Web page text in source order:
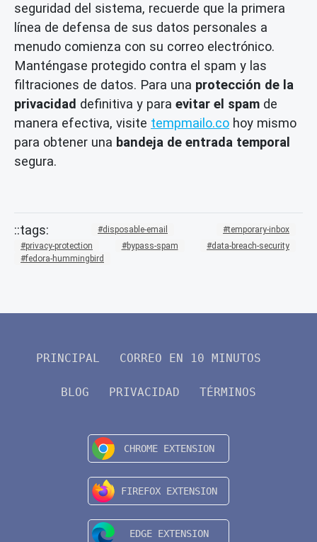
seguridad del sistema, recuerde que la primera
línea de defensa de sus datos personales a
menudo comienza con su correo electrónico.
Manténgase protegido contra el spam y las
filtraciones de datos. Para una protección de la
privacidad definitiva y para evitar el spam de
manera efectiva, visite tempmailo.co hoy mismo
para obtener una bandeja de entrada temporal
segura.
disposable-email
temporary-inbox
privacy-protection
bypass-spam
data-breach-security
fedora-hummingbird
PRINCIPAL CORREO EN 10 MINUTOS
BLOG PRIVACIDAD TÉRMINOS